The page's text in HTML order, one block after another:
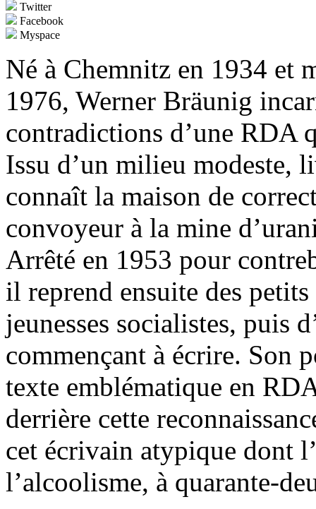
Twitter
Facebook
Myspace
Né à Chemnitz en 1934 et
1976, Werner Bräunig
contradictions d’une RDA
Issu d’un milieu modeste,
connaît la maison de
convoyeur à la mine
Arrêté en 1953 pour
il reprend ensuite des
jeunesses socialistes, puis
commençant à écrire. Son
texte emblématique en
derrière cette
cet écrivain atypique dont
l’alcoolisme, à quarante-